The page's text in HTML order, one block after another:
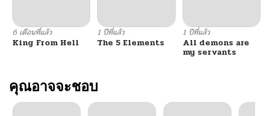
6 เดือนที่แล้ว
King From Hell
1 ปีที่แล้ว
The 5 Elements
1 ปีที่แล้ว
All demons are
my servants
คุณอาจจะชอบ